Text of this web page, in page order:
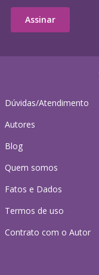
Dúvidas/Atendimento
Autores
Blog
Quem somos
Fatos e Dados
Termos de uso
Contrato com o Autor
Assinar